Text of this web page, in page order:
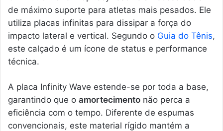
de máximo suporte para atletas mais pesados. Ele
utiliza placas infinitas para dissipar a força do
impacto lateral e vertical. Segundo o Guia do Tênis,
este calçado é um ícone de status e performance
técnica.
A placa Infinity Wave estende-se por toda a base,
garantindo que o amortecimento não perca a
eficiência com o tempo. Diferente de espumas
convencionais, este material rígido mantém a